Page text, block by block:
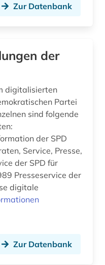
Zur Datenbank
der
digitalisierten
Partei
sind folgende
der SPD
Service, Presse,
der SPD für
Presseservice der
digitale
Zur Datenbank